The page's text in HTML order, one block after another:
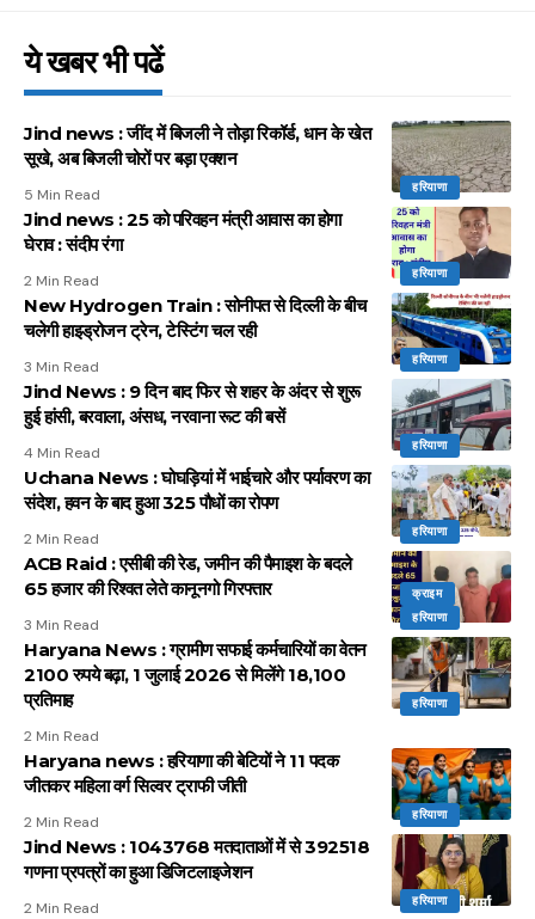
ये खबर भी पढें
हरियाणा
Jind news : जींद में बिजली ने तोड़ा रिकॉर्ड, धान के खेत
सूखे, अब बिजली चोरों पर बड़ा एक्शन
5 Min Read
हरियाणा
Jind news : 25 को परिवहन मंत्री आवास का होगा
घेराव : संदीप रंगा
2 Min Read
हरियाणा
New Hydrogen Train : सोनीपत से दिल्ली के बीच
चलेगी हाइड्रोजन ट्रेन, टेस्टिंग चल रही
3 Min Read
हरियाणा
Jind News : 9 दिन बाद फिर से शहर के अंदर से शुरू
हुई हांसी, बरवाला, अंसध, नरवाना रूट की बसें
4 Min Read
हरियाणा
Uchana News : घोघड़ियां में भाईचारे और पर्यावरण का
संदेश, हवन के बाद हुआ 325 पौधों का रोपण
2 Min Read
क्राइम
हरियाणा
ACB Raid : एसीबी की रेड, जमीन की पैमाइश के बदले
65 हजार की रिश्वत लेते कानूनगो गिरफ्तार
3 Min Read
हरियाणा
Haryana News : ग्रामीण सफाई कर्मचारियों का वेतन
2100 रुपये बढ़ा, 1 जुलाई 2026 से मिलेंगे 18,100
प्रतिमाह
2 Min Read
हरियाणा
Haryana news : हरियाणा की बेटियों ने 11 पदक
जीतकर महिला वर्ग सिल्वर ट्राफी जीती
2 Min Read
हरियाणा
Jind News : 1043768 मतदाताओं में से 392518
गणना प्रपत्रों का हुआ डिजिटलाइजेशन
2 Min Read